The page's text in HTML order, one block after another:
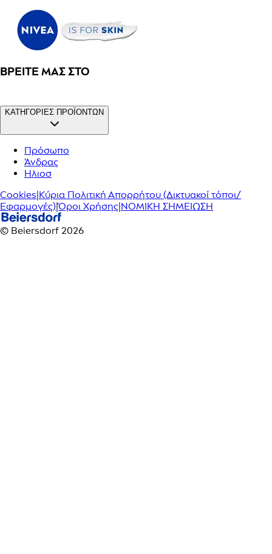
ΒΡΕΊΤΕ ΜΑΣ ΣΤΟ
ΚΑΤΗΓΟΡΙΕΣ ΠΡΟΪΟΝΤΩΝ
Πρόσωπο
Άνδρας
Ηλιοσ
Cookies Κύρια Πολιτική Απορρήτου (Δικτυακοί τόποι/
Εφαρμογές)|Όροι Χρήσης ΝΟΜΙΚΗ ΣΗΜΕΙΩΣΗ
© Beiersdorf 2026